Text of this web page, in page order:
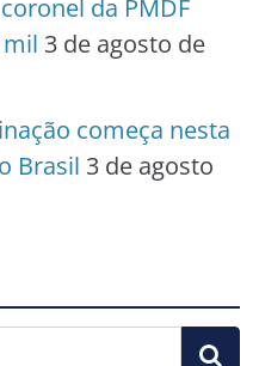
da PMDF
mil 3 de agosto de
começa nesta
Brasil 3 de agosto